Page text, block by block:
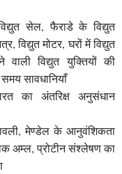
सेल, फैराडे के विद्युत
विद्युत मोटर, घरों में विद्युत
विद्युत युक्तियों की
सावधानियाँ
का अंतरिक्ष अनुसंधान
मेण्डेल के आनुवंशिकता
अम्ल, प्रोटीन संश्लेषण का